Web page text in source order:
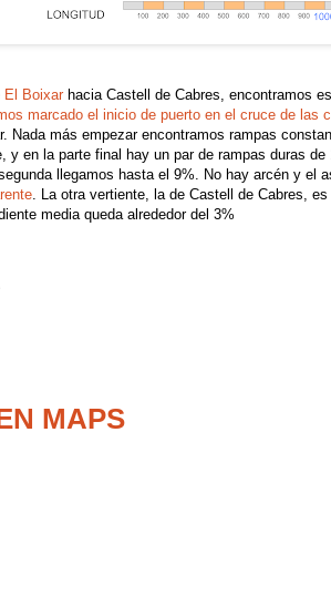
El Boixar hacia Castell de Cabres, encontramos
marcado el inicio de puerto en el cruce de las
Nada más empezar encontramos rampas
y en la parte final hay un par de rampas duras
llegamos hasta el 9%. No hay arcén y el
. La otra vertiente, la de Castell de Cabres,
media queda alrededor del 3%
MAPS